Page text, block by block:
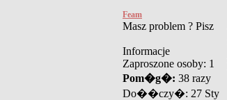
Feam
Masz problem ? Pisz
Informacje
Zaproszone osoby: 1
Pom�g�: 38 razy
Do��czy�: 27 Sty